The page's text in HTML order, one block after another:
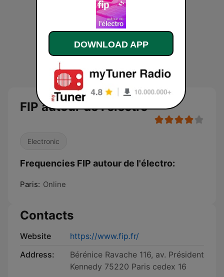
FIP autour de l'électro
Electronic
Frequencies FIP autour de l'électro:
Paris: Online
Contacts
Website
https://www.fip.fr/
Address:
Bérénice Ravache 116, av. Président
Kennedy 75220 Paris cedex 16
DOWNLOAD APP